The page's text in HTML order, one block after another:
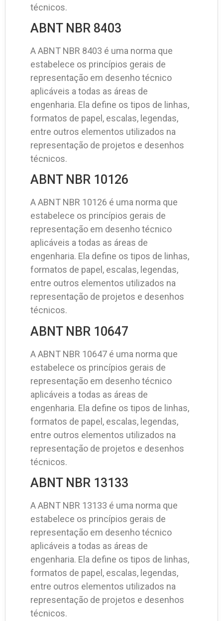
técnicos.
ABNT NBR 8403
A ABNT NBR 8403 é uma norma que
estabelece os princípios gerais de
representação em desenho técnico
aplicáveis a todas as áreas de
engenharia. Ela define os tipos de linhas,
formatos de papel, escalas, legendas,
entre outros elementos utilizados na
representação de projetos e desenhos
técnicos.
ABNT NBR 10126
A ABNT NBR 10126 é uma norma que
estabelece os princípios gerais de
representação em desenho técnico
aplicáveis a todas as áreas de
engenharia. Ela define os tipos de linhas,
formatos de papel, escalas, legendas,
entre outros elementos utilizados na
representação de projetos e desenhos
técnicos.
ABNT NBR 10647
A ABNT NBR 10647 é uma norma que
estabelece os princípios gerais de
representação em desenho técnico
aplicáveis a todas as áreas de
engenharia. Ela define os tipos de linhas,
formatos de papel, escalas, legendas,
entre outros elementos utilizados na
representação de projetos e desenhos
técnicos.
ABNT NBR 13133
A ABNT NBR 13133 é uma norma que
estabelece os princípios gerais de
representação em desenho técnico
aplicáveis a todas as áreas de
engenharia. Ela define os tipos de linhas,
formatos de papel, escalas, legendas,
entre outros elementos utilizados na
representação de projetos e desenhos
técnicos.